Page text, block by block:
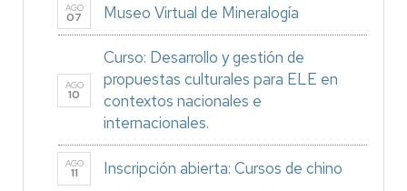
AGO
07 Museo Virtual de Mineralogía
AGO
10
Curso: Desarrollo y gestión de
propuestas culturales para ELE en
contextos nacionales e
internacionales.
AGO
11 Inscripción abierta: Cursos de chino